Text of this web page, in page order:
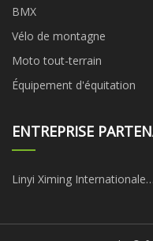
BMX
Vélo de montagne
Moto tout-terrain
Équipement d'équitation
ENTREPRISE
Linyi Ximing Internationale